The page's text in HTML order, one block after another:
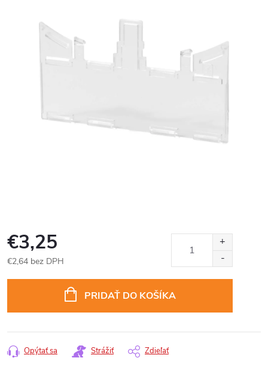
€3,25
€2,64 bez DPH
PRIDAŤ DO KOŠÍKA
Opýtať sa Strážiť Zdieľať